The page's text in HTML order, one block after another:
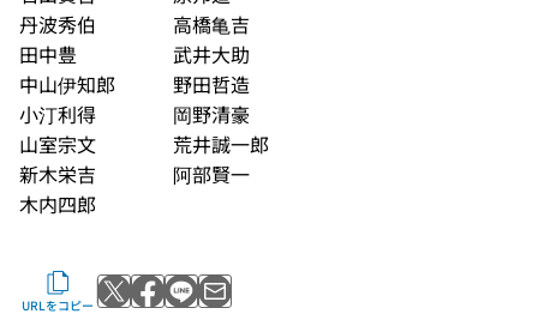
丹波秀伯 高橋亀吉
田中豊 武井大助
中山伊知郎 野田哲造
小汀利得 岡野清豪
山室宗文 荒井誠一郎
新木栄吉 阿部賢一
木内四郎
URLをコピー Xでポストする
Facebookでシェアする
LINEで送る
メールで送る